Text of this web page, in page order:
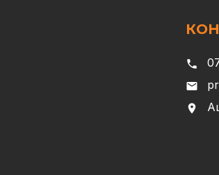
phone
email
location_on